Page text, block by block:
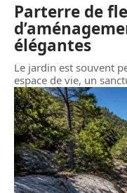
Parterre de
élégantes
Le jardin est souvent
espace de vie, un